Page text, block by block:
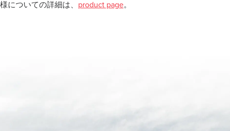
についての詳細は、 product page。